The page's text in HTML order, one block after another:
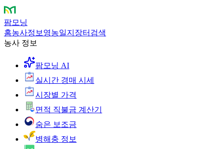
팜모닝
홈농사정보 영농일지 장터 검색
농사 정보
팜모닝 AI
실시간 경매 시세
시장별 가격
면적 직불금 계산기
숨은 보조금
병해충 정보